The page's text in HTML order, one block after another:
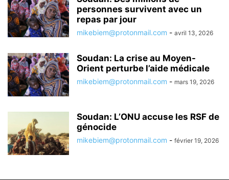
personnes survivent avec un
repas par jour
mikebiem@protonmail.com - avril 13, 2026
Soudan: La crise au Moyen-
Orient perturbe l’aide médicale
mikebiem@protonmail.com - mars 19, 2026
Soudan: L’ONU accuse les RSF de
génocide
mikebiem@protonmail.com - février 19, 2026